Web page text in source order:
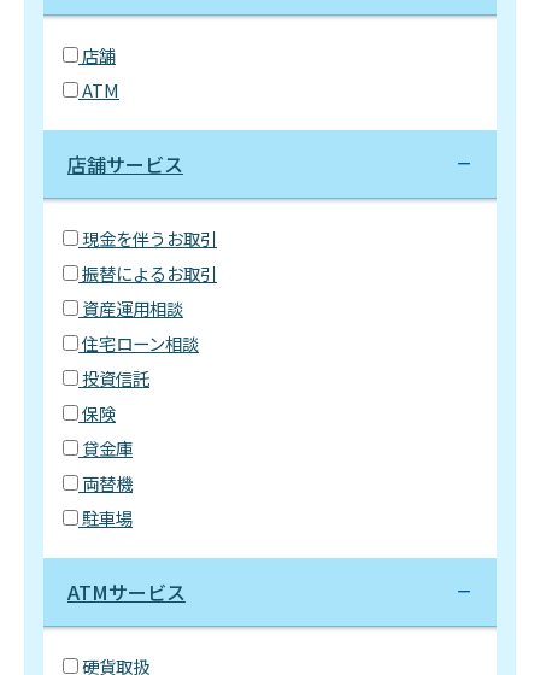
店舗
ATM
店舗サービス
現金を伴うお取引
振替によるお取引
資産運用相談
住宅ローン相談
投資信託
保険
貸金庫
両替機
駐車場
ATMサービス
硬貨取扱